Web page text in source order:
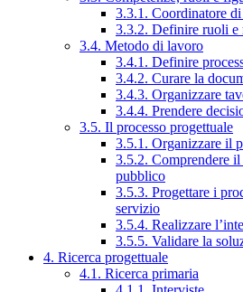
3.3.1. Coordinatore
3.3.2. Definire ruoli e
3.4. Metodo di lavoro
3.4.1. Definire
3.4.2. Curare la
3.4.3. Organizzare
3.4.4. Prendere
3.5. Il processo progettuale
3.5.1. Organizzare il
3.5.2. Comprendere
pubblico
3.5.3. Progettare i
servizio
3.5.4. Realizzare
3.5.5. Validare la
4. Ricerca progettuale
4.1. Ricerca primaria